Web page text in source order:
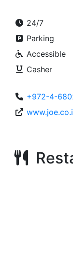
24/7
Parking
Accessible
Casher
+972-4-